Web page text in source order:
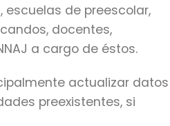
de preescolar,
docentes,
a cargo de éstos.
actualizar datos
preexistentes, si